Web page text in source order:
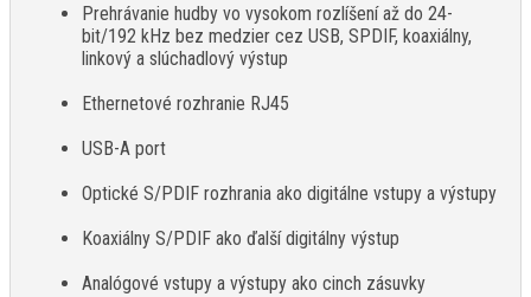
Prehrávanie hudby vo vysokom rozlíšení až do 24-
bit/192 kHz bez medzier cez USB, SPDIF, koaxiálny,
linkový a slúchadlový výstup
Ethernetové rozhranie RJ45
USB-A port
Optické S/PDIF rozhrania ako digitálne vstupy a výstupy
Koaxiálny S/PDIF ako ďalší digitálny výstup
Analógové vstupy a výstupy ako cinch zásuvky